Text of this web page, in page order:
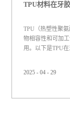
TPU材料在牙
TPU（热塑性聚
物相容性和可加
用。以下是TPU
合婴儿啃咬。耐
2025 - 04 - 29